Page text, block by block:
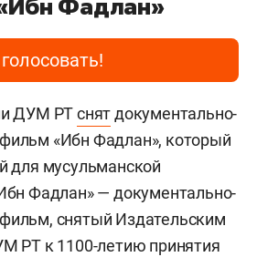
голосовать!
ДУМ РТснятдокументально-
«Ибн Фадлан», который
для мусульманской
Фадлан» — документально-
снятый Издательским
РТ к 1100-летию принятия